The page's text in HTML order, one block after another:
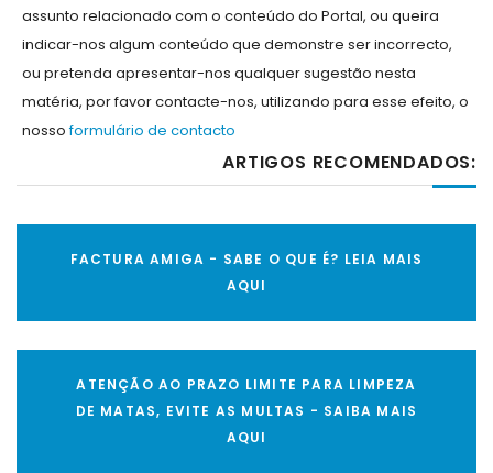
assunto relacionado com o conteúdo do Portal, ou queira
indicar-nos algum conteúdo que demonstre ser incorrecto,
ou pretenda apresentar-nos qualquer sugestão nesta
matéria, por favor contacte-nos, utilizando para esse efeito, o
nossoformulário de contacto
ARTIGOS RECOMENDADOS:
FACTURA AMIGA - SABE O QUE É? LEIA MAIS
AQUI
ATENÇÃO AO PRAZO LIMITE PARA LIMPEZA
DE MATAS, EVITE AS MULTAS - SAIBA MAIS
AQUI